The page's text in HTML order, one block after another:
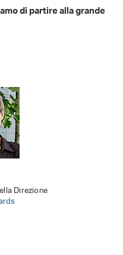
di partire alla grande
Direzione